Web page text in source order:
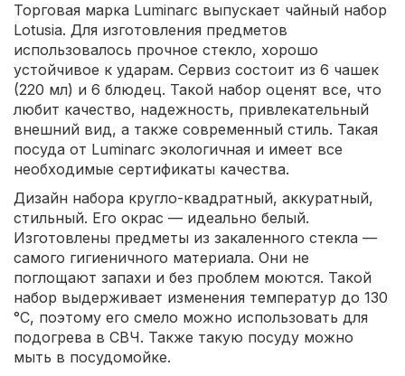
Торговая марка Luminarc выпускает чайный набор
Lotusia. Для изготовления предметов
использовалось прочное стекло, хорошо
устойчивое к ударам. Сервиз состоит из 6 чашек
(220 мл) и 6 блюдец. Такой набор оценят все, что
любит качество, надежность, привлекательный
внешний вид, а также современный стиль. Такая
посуда от Luminarc экологичная и имеет все
необходимые сертификаты качества.
Дизайн набора кругло-квадратный, аккуратный,
стильный. Его окрас — идеально белый.
Изготовлены предметы из закаленного стекла —
самого гигиеничного материала. Они не
поглощают запахи и без проблем моются. Такой
набор выдерживает изменения температур до 130
°C, поэтому его смело можно использовать для
подогрева в СВЧ. Также такую посуду можно
мыть в посудомойке.